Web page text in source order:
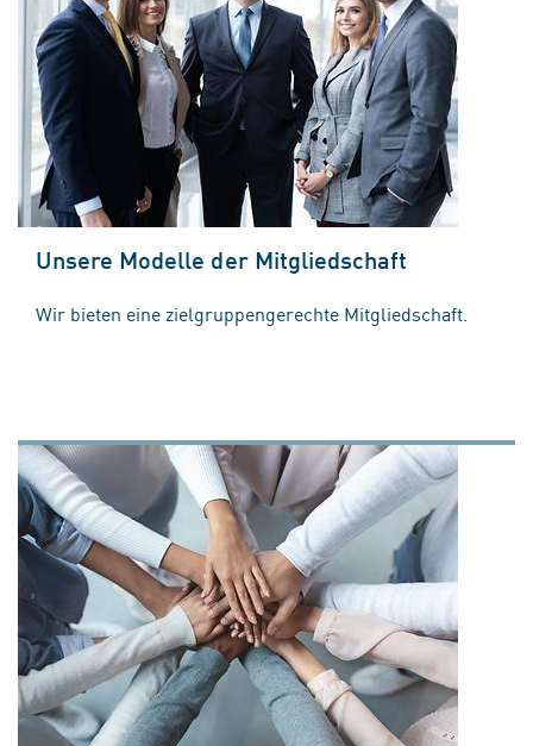
Unsere Modelle der Mitgliedschaft
Wir bieten eine zielgruppengerechte Mitgliedschaft.